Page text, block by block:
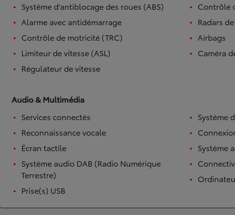
Système d'antiblocage des roues (ABS)
Alarme avec antidémarrage
Contrôle de motricité (TRC)
Limiteur de vitesse (ASL)
Régulateur de vitesse
Contrôle
Radars
Airbags
Caméra
Audio & Multimédia
Services connectés
Reconnaissance vocale
Écran tactile
Système audio DAB (Radio Numérique
Terrestre)
Prise(s) USB
Système
Système